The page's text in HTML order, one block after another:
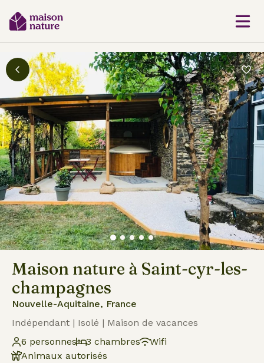
Maison nature à Saint-cyr-les-
champagnes
Nouvelle-Aquitaine, France
Indépendant | Isolé | Maison de vacances
6 personnes
3 chambres
Wifi
Animaux autorisés